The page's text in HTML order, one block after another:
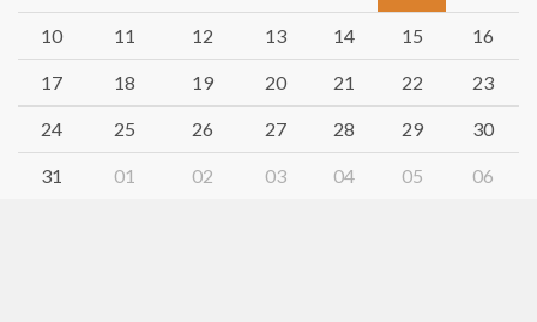
10 11 12 13 14 15 16
17 18 19 20 21 22 23
24 25 26 27 28 29 30
31 01 02 03 04 05 06